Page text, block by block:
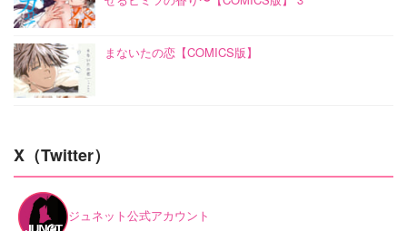
まないたの恋【COMICS版】
X（Twitter）
ジュネット公式アカウント